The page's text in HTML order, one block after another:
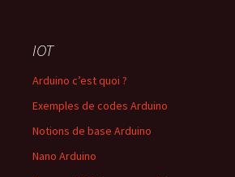
IOT
Arduino c’est quoi ?
Exemples de codes Arduino
Notions de base Arduino
Nano Arduino